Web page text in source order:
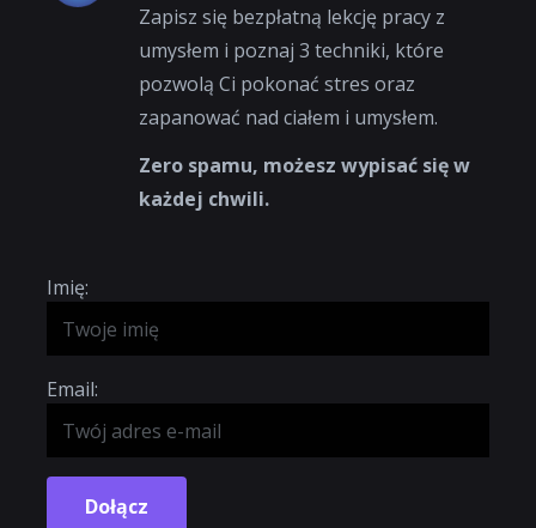
Zapisz się bezpłatną lekcję pracy z
umysłem i poznaj 3 techniki, które
pozwolą Ci pokonać stres oraz
zapanować nad ciałem i umysłem.
Zero spamu, możesz wypisać się w
każdej chwili.
Imię:
Email:
Dołącz